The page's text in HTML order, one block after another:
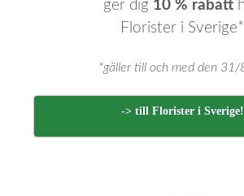
ger dig 10 % rabatt
Florister i Sverige*
*gäller till och med den
-> till Florister i Sverige!